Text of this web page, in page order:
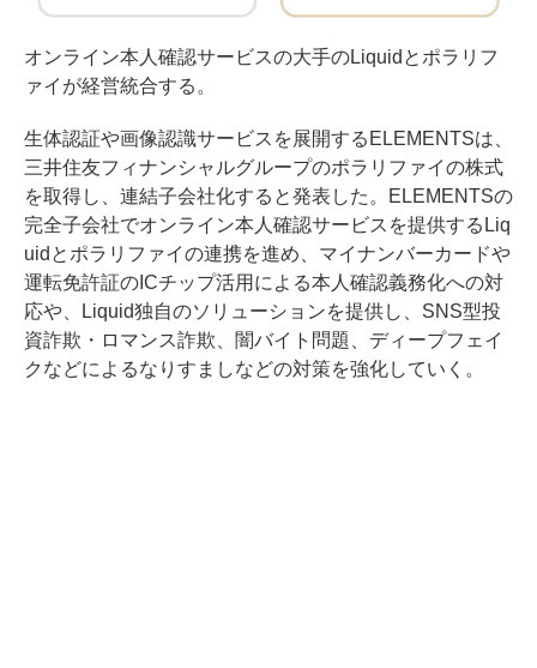
オンライン本人確認サービスの大手のLiquidとポラリフ
ァイが経営統合する。
生体認証や画像認識サービスを展開するELEMENTSは、
三井住友フィナンシャルグループのポラリファイの株式
を取得し、連結子会社化すると発表した。ELEMENTSの
完全子会社でオンライン本人確認サービスを提供するLiq
uidとポラリファイの連携を進め、マイナンバーカードや
運転免許証のICチップ活用による本人確認義務化への対
応や、Liquid独自のソリューションを提供し、SNS型投
資詐欺・ロマンス詐欺、闇バイト問題、ディープフェイ
クなどによるなりすましなどの対策を強化していく。